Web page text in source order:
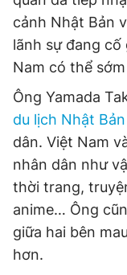
cảnh Nhật Bản
lãnh sự đang
Nam có thể
Ông Yamada
du lịch Nhật
dân. Việt Nam
nhân dân như
thời trang,
anime… Ông
giữa hai bên
hơn.